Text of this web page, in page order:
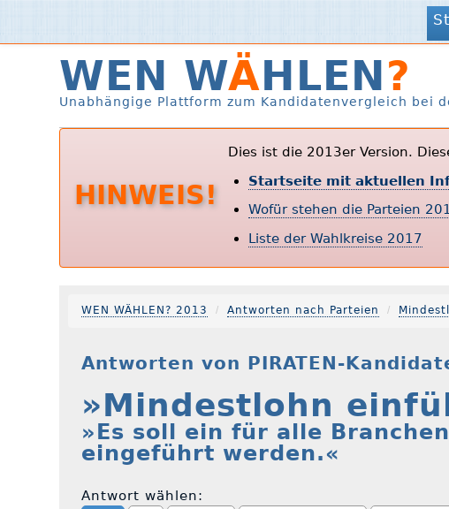
WEN WÄHLEN?
Unabhängige Plattform zum Kandidatenvergleich bei
HINWEIS!
Dies ist die 2013er Version.
Startseite mit aktuellen
Wofür stehen die Parteien
Liste der Wahlkreise 2017
WEN WÄHLEN? 2013 Antworten nach Parteien
Antworten von PIRATEN-
»Mindestlohn
»Es soll ein für alle
eingeführt werden.«
Antwort wählen: